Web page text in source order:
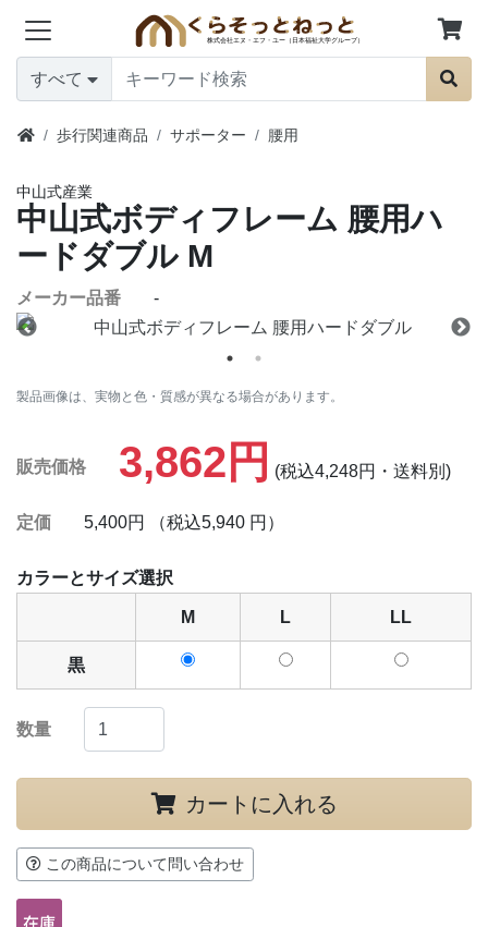
すべて
歩行関連商品 サポーター 腰用
中山式産業
中山式ボディフレーム 腰用ハ
ードダブル M
メーカー品番 -
製品画像は、実物と色・質感が異なる場合があります。
販売価格 3,862円 (税込4,248円・送料別)
定価 5,400円 （税込5,940 円）
カラーとサイズ選択
M L LL
黒
数量
カートに入れる
この商品について問い合わせ